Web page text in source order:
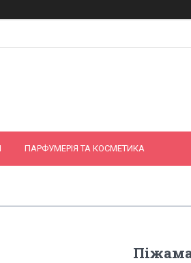
ПАРФУМЕРІЯ ТА КОСМЕТИКА